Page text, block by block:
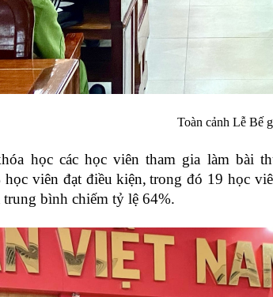
Toàn cảnh Lễ Bế
học các học viên tham gia làm bài
học viên đạt điều kiện, trong đó 19 học
trung bình chiếm tỷ lệ 64%.